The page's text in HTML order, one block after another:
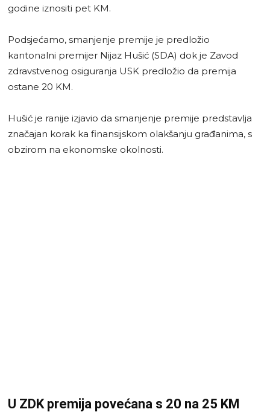
godine iznositi pet KM.
Podsjećamo, smanjenje premije je predložio
kantonalni premijer Nijaz Hušić (SDA) dok je Zavod
zdravstvenog osiguranja USK predložio da premija
ostane 20 KM.
Hušić je ranije izjavio da smanjenje premije predstavlja
značajan korak ka finansijskom olakšanju građanima, s
obzirom na ekonomske okolnosti.
U ZDK premija povećana s 20 na 25 KM